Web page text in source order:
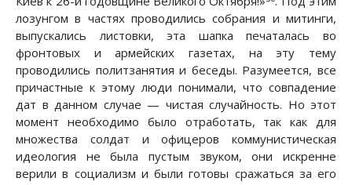
лозунгом в частях проводились собрания и митинги,
выпускались листовки, эта шапка печаталась во
фронтовых и армейских газетах, на эту тему
проводились политзанятия и беседы. Разумеется, все
причастные к этому люди понимали, что совпадение
дат в данном случае — чистая случайность. Но этот
момент необходимо было отработать, так как для
множества солдат и офицеров коммунистическая
идеология не была пустым звуком, они искренне
верили в социализм и были готовы сражаться за его